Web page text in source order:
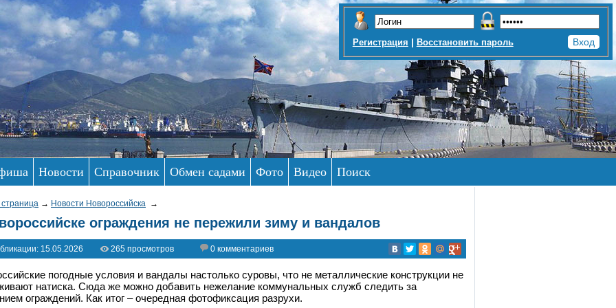
Регистрация | Восстановить пароль
Новости Справочник Обмен садами Фото Видео Поиск
→ Новости Новороссийска →
ограждения не пережили зиму и вандалов
15.05.2026 265 просмотров 0 комментариев
погодные условия и вандалы настолько суровы, что не металлические конструкции не
натиска. Сюда же можно добавить нежелание коммунальных служб следить за
ограждений. Как итог –очередная фотофиксация разрухи.